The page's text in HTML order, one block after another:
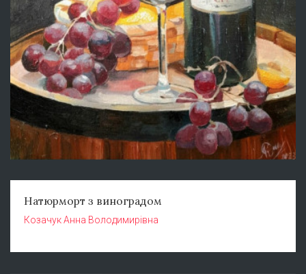
Натюрморт з виноградом
Козачук Анна Володимирівна